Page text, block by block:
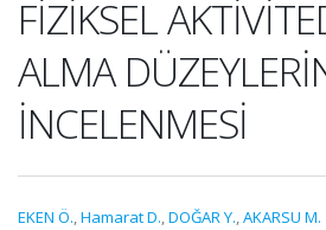
FİZİKSEL
ALMA
İNCELENMESİ
EKEN Ö.,Hamarat D.,DOĞAR Y.,AKARSU M.